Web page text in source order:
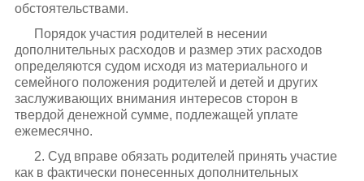
обстоятельствами.
Порядок участия родителей в несении
дополнительных расходов и размер этих расходов
определяются судом исходя из материального и
семейного положения родителей и детей и других
заслуживающих внимания интересов сторон в
твердой денежной сумме, подлежащей уплате
ежемесячно.
2. Суд вправе обязать родителей принять участие
как в фактически понесенных дополнительных